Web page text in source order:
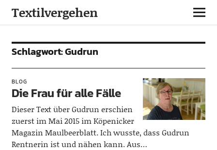
Textilvergehen
Schlagwort:Gudrun
BLOG
Die Frau für alle Fälle
Dieser Text über Gudrun erschien
zuerst im Mai 2015 im Köpenicker
Magazin Maulbeerblatt. Ich wusste, dass Gudrun
Rentnerin ist und nähen kann. Aus…